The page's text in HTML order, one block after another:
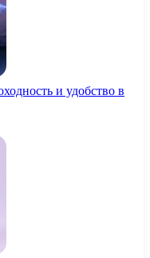
и удобство в